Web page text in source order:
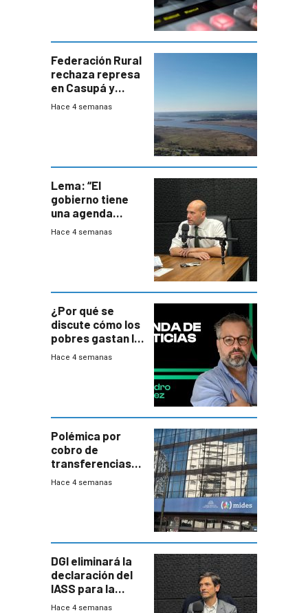
Federación Rural
rechaza represa
en Casupá y
firma demanda
Hace 4 semanas
Lema: “El
gobierno tiene
una agenda
destructiva”
Hace 4 semanas
¿Por qué se
discute cómo los
pobres gastan la
plata?
Hace 4 semanas
Polémica por
cobro de
transferencias
del Mides en
Hace 4 semanas
DGI eliminará la
declaración del
IASS para la
mayoría de los
Hace 4 semanas